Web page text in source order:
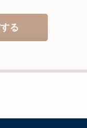
・開示・内容の訂正・追加
を特定する個人情報は一
る